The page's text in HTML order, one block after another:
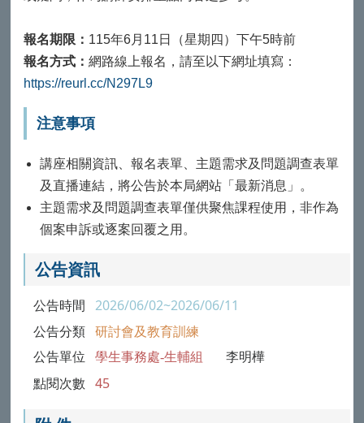
報名期限： 115年6月11日（星期四）下午5時前
報名方式：網路線上報名，請至以下網址填寫：
https://reurl.cc/N297L9
注意事項
講座相關資訊、報名表單、主題需求及問題調查表單
及直播連結，將公告於本局網站「最新消息」。
主題需求及問題調查表單僅供聚焦課程使用，非作為
個案申訴或逐案回覆之用。
公告資訊
公告時間 2026/06/02~2026/06/11
公告分類 研討會及教育訓練
公告單位 學生事務處-生輔組 李明樺
點閱次數 45